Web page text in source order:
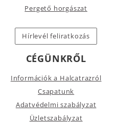
Pergető horgászat
Hírlevél feliratkozás
CÉGÜNKRŐL
Információk a Halcatrazról
Csapatunk
Adatvédelmi szabályzat
Üzletszabályzat